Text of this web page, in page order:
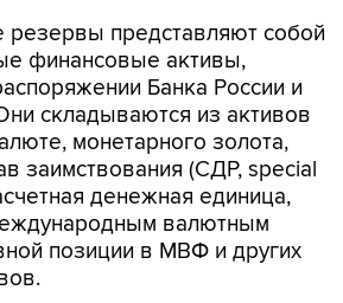
представляют собой
финансовые активы,
Банка России и
складываются из активов
монетарного золота,
заимствования (СДР, special
денежная единица,
валютным
позиции в МВФ и других